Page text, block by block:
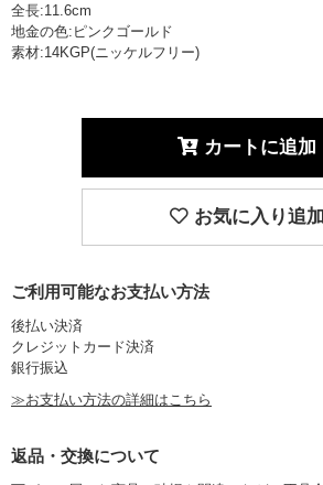
全長:11.6cm
地金の色:ピンクゴールド
素材:14KGP(ニッケルフリー)
カートに追加
お気に入り追加
ご利用可能なお支払い方法
後払い決済
クレジットカード決済
銀行振込
≫お支払い方法の詳細はこちら
返品・交換について